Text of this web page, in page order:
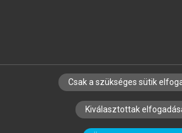
SZERZŐKNEK CÉGEKNEK
SZERKESZTÉSI ÉS LEKTORÁLÁSI
Csak a szükséges sütik
Kiválasztottak